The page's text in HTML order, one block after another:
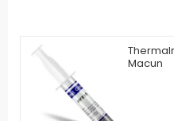
Macun